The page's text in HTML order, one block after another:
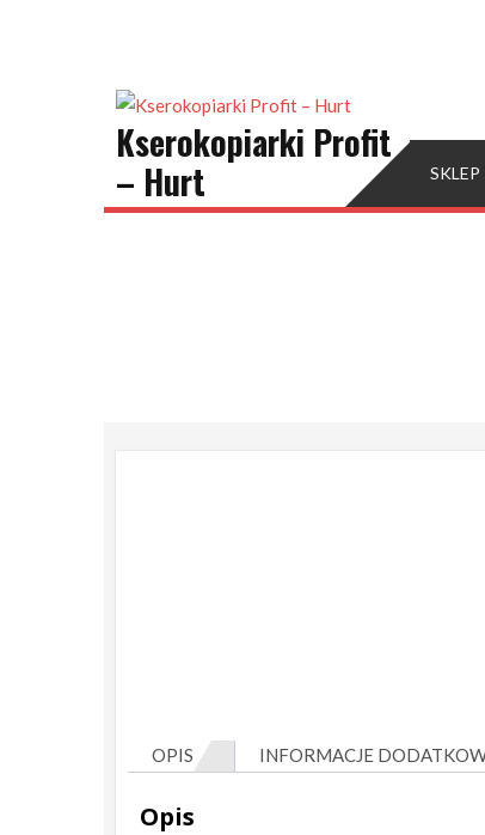
Kserokopiarki Profit
– Hurt
SKLEP
OPIS INFORMACJE
Opis